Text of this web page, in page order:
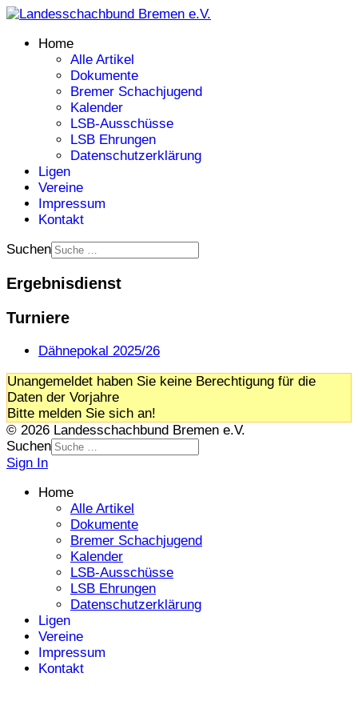
Home
Alle Artikel
Dokumente
Bremer Schachjugend
Kalender
LSB-Ausschüsse
LSB Ehrungen
Datenschutzerklärung
Ligen
Vereine
Impressum
Kontakt
Suchen
Ergebnisdienst
Turniere
Dähnepokal 2025/26
Unangemeldet haben Sie keine Berechtigung für die
Daten der Vorjahre
Bitte melden Sie sich an!
© 2026 Landesschachbund Bremen e.V.
Suchen
Sign In
Home
Alle Artikel
Dokumente
Bremer Schachjugend
Kalender
LSB-Ausschüsse
LSB Ehrungen
Datenschutzerklärung
Ligen
Vereine
Impressum
Kontakt